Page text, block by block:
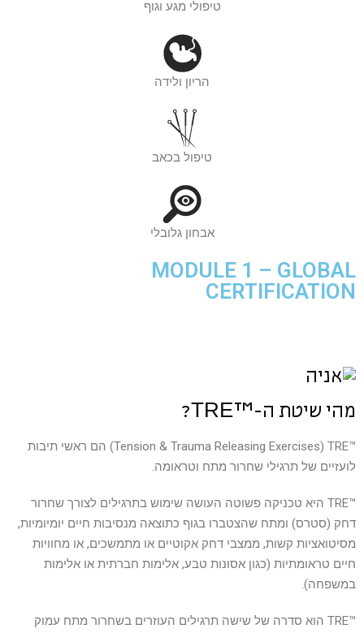
טיפולי מגע וגוף
הריון ולידה
טיפול בכאב
אבחון גלובלי
MODULE 1 – GLOBAL
CERTIFICATION
מהי שיטת ה-™TRE?
™Tension & Trauma Releasing Exercises) TRE) הם ראשי תיבות
לועזיים של תרגילי שחרור מתח וטראומה.
™TRE היא טכניקה פשוטה העושה שימוש בתרגילים לצורך שחרור
דחק (סטרס) ומתח שהצטברו בגוף כתוצאה מנסיבות חיים יומיומיות,
מסיטואציות קשות, ממצבי דחק אקוטיים או מתמשכים, או מחוויות
חיים טראומתיות (כגון אסונות טבע, אלימות חברתית או אלימות
במשפחה).
™TRE הוא סדרה של שישה תרגילים העוזרים בשחרור מתח עמוק